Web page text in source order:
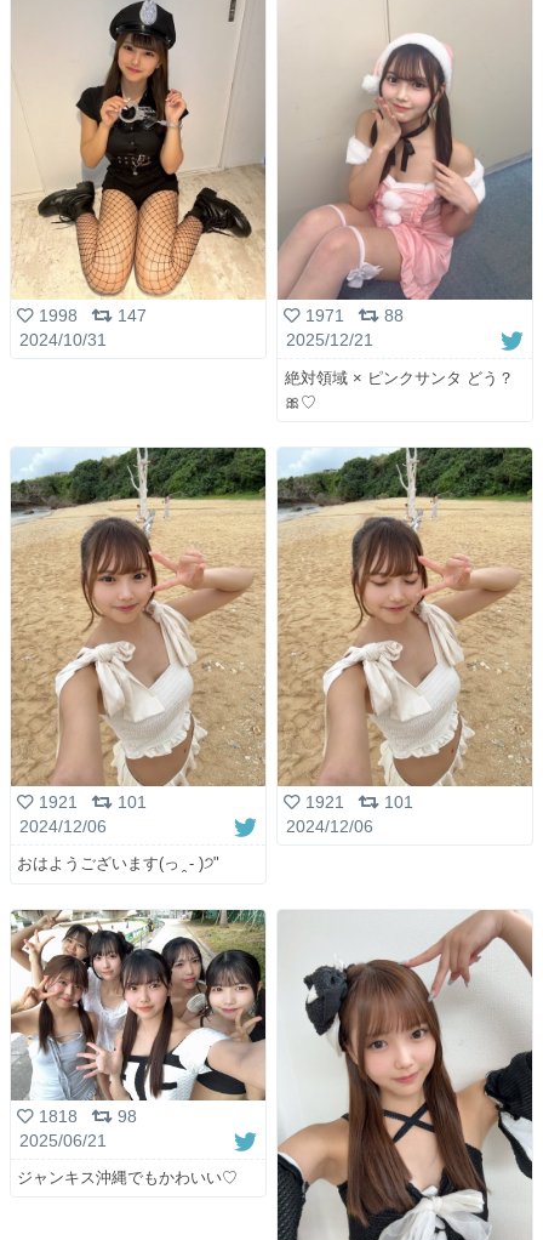
1998
147
2024/10/31
1971
88
2025/12/21
絶対領域 × ピンクサンタ どう？
🎀♡
1921
101
2024/12/06
おはようございます(っ ̯ - )੭"
1921
101
2024/12/06
1818
98
2025/06/21
ジャンキス沖縄でもかわいい♡